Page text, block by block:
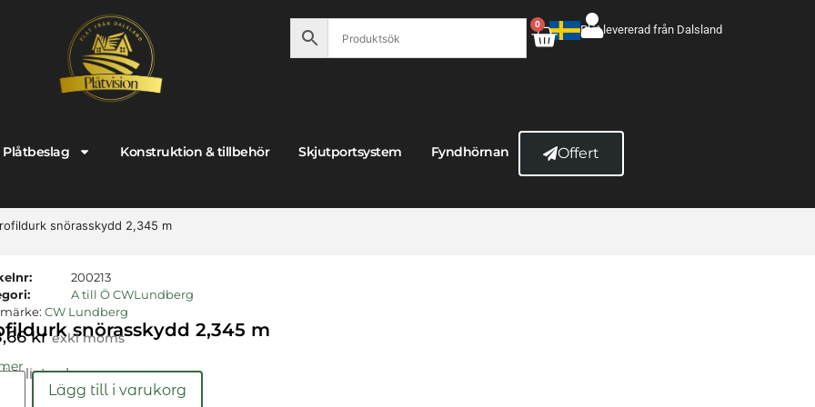
Plåt levererad från Dalsland
0
Plåtbeslag Konstruktion & tillbehör Skjutportsystem Fyndhörnan Offert
snörasskydd 2,345 m
200213
A till Ö CWLundberg
CW Lundberg
snörasskydd 2,345 m
kr exkl moms
nu!
Lägg till i varukorg